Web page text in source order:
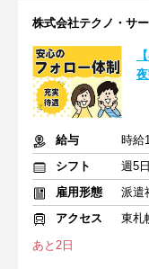
株式会社テクノ・サ
給与
時給
シフト
週5日
雇用形態
派遣
アクセス
東札
あと2日